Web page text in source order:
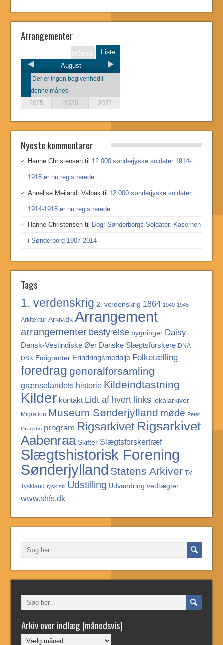
Arrangementer
Liste
Måned
August
Der er ingen begivenhed I
denne måned
2025 2026 2027
Nyeste kommentarer
Hanne Christensen til 12.000 sønderjyske soldater 1914-
1918 er nu registrerede
Annelise Meilandt Valbak til 12.000 sønderjyske soldater
1914-1918 er nu registrerede
Hanne Christensen til Bog: Sønderborgs Soldater. Kasernen
i Sønderborg 1907-2014
Tags
1. verdenskrig 2. verdenskrig 1864 1940-1945
Arkitektur Arkiv.dk Arrangement
arrangementer bestyrelse bygninger Daisy
Dansk-Vestindiske Øer Danske Slægtsforskere DNA
DSK Emigranter Erindringsmedalje Folketælling
foredrag generalforsamling
grænselandets historie Kildeindtastning
Kilder kontakt Lidt af hvert links lokalarkiver
Migration Museum Sønderjylland møde Peter
Dragsbo program Rigsarkivet Rigsarkivet
Aabenraa Skifter Slægtsforskertræf
Slægtshistorisk Forening
Sønderjylland Statens Arkiver TV
Tyskland tysk stil Udstilling Udvandring vedtægter
www.shfs.dk
Arkiv over indlæg (månedsvis)